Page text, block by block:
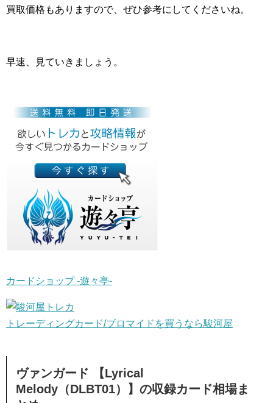
買取価格もありますので、ぜひ参考にしてくださいね。
早速、見ていきましょう。
カードショップ -遊々亭-
トレーディングカード/ブロマイドを買うなら駿河屋
ヴァンガード 【Lyrical
Melody（DLBT01）】の収録カード相場ま